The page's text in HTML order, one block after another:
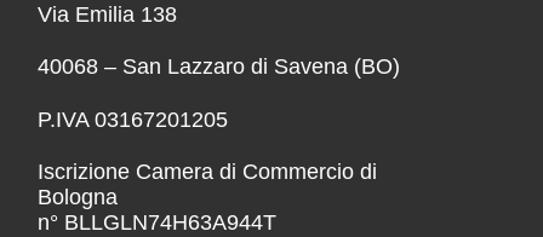
Via Emilia 138
40068 – San Lazzaro di Savena (BO)
P.IVA 03167201205
Iscrizione Camera di Commercio di
Bologna
n° BLLGLN74H63A944T